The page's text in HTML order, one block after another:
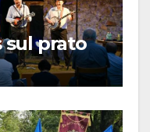
sul prato